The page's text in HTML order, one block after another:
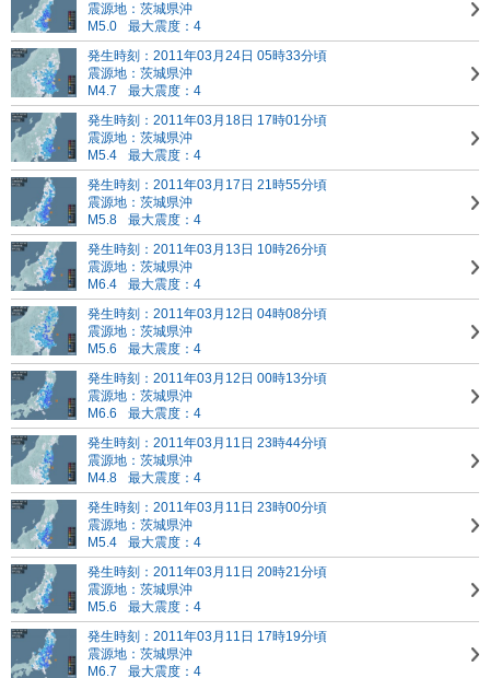
震源地：茨城県沖
M5.0
最大震度：4
発生時刻：2011年03月24日 05時33分頃
震源地：茨城県沖
M4.7
最大震度：4
発生時刻：2011年03月18日 17時01分頃
震源地：茨城県沖
M5.4
最大震度：4
発生時刻：2011年03月17日 21時55分頃
震源地：茨城県沖
M5.8
最大震度：4
発生時刻：2011年03月13日 10時26分頃
震源地：茨城県沖
M6.4
最大震度：4
発生時刻：2011年03月12日 04時08分頃
震源地：茨城県沖
M5.6
最大震度：4
発生時刻：2011年03月12日 00時13分頃
震源地：茨城県沖
M6.6
最大震度：4
発生時刻：2011年03月11日 23時44分頃
震源地：茨城県沖
M4.8
最大震度：4
発生時刻：2011年03月11日 23時00分頃
震源地：茨城県沖
M5.4
最大震度：4
発生時刻：2011年03月11日 20時21分頃
震源地：茨城県沖
M5.6
最大震度：4
発生時刻：2011年03月11日 17時19分頃
震源地：茨城県沖
M6.7
最大震度：4